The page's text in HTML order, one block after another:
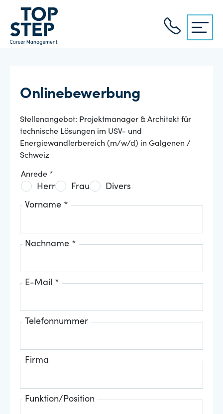
Onlinebewerbung
Stellenangebot: Projektmanager & Architekt für
technische Lösungen im USV- und
Energiewandlerbereich (m/w/d) in Galgenen /
Schweiz
Anrede *
Herr Frau Divers
Vorname *
Nachname *
E-Mail *
Telefonnummer
Firma
Funktion/Position